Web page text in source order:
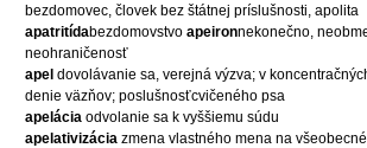
bezdomovec, človek bez štátnej príslušnosti, apolita
apatritídabezdomovstvo apeironnekonečno,
neohraničenosť
apel dovolávanie sa, verejná výzva; v
denie väzňov; poslušnosťcvičeného psa
apelácia odvolanie sa k vyššiemu súdu
apelativizácia zmena vlastného mena na všeobecné